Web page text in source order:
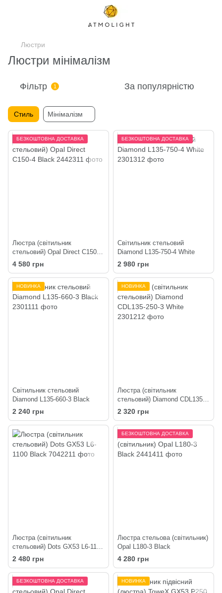
Люстри
Люстри мінімалізм
Фільтр 1 За популярністю
Стиль Мінімалізм
БЕЗКОШТОВНА ДОСТАВКА
Люстра (світильник
стельовий) Opal Direct C150-4
Black
4 580 грн
БЕЗКОШТОВНА ДОСТАВКА
Світильник стельовий
Diamond L135-750-4 White
2 980 грн
НОВИНКА
Світильник стельовий
Diamond L135-660-3 Black
2 240 грн
НОВИНКА
Люстра (світильник
стельовий) Diamond CDL135-
250-3 White
2 320 грн
Люстра (світильник
стельовий) Dots GX53 L6-1100
Black
2 480 грн
БЕЗКОШТОВНА ДОСТАВКА
Люстра стельова (світильник)
Opal L180-3 Black
4 280 грн
БЕЗКОШТОВНА ДОСТАВКА НОВИНКА